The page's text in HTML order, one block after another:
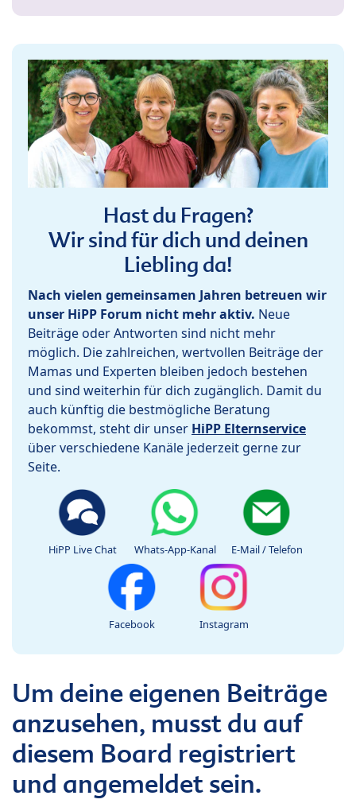
Hast du Fragen?
Wir sind für dich und deinen
Liebling da!
Nach vielen gemeinsamen Jahren betreuen wir
unser HiPP Forum nicht mehr aktiv. Neue
Beiträge oder Antworten sind nicht mehr
möglich. Die zahlreichen, wertvollen Beiträge der
Mamas und Experten bleiben jedoch bestehen
und sind weiterhin für dich zugänglich. Damit du
auch künftig die bestmögliche Beratung
bekommst, steht dir unser HiPP Elternservice
über verschiedene Kanäle jederzeit gerne zur
Seite.
HiPP Live Chat Whats-App-Kanal E-Mail / Telefon
Facebook Instagram
Um deine eigenen Beiträge
anzusehen, musst du auf
diesem Board registriert
und angemeldet sein.